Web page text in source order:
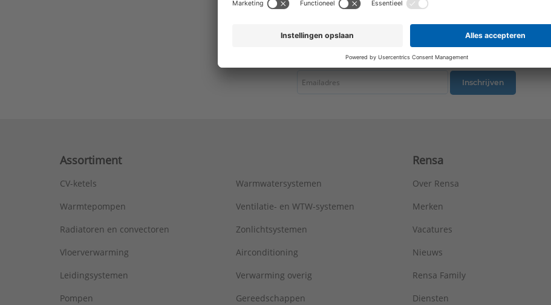
Inschrijven
Assortiment
CV-ketels
Warmtepompen
Radiatoren en convectoren
Vloerverwarming
Leidingsystemen
Pompen
Warmwatersystemen
Ventilatie- en WTW-systemen
Zonlichtsystemen
Airconditioning
Verwarming overig
Gereedschappen
Rensa
Over Rensa
Merken
Vacatures
Nieuws
Rensa Family
Diensten